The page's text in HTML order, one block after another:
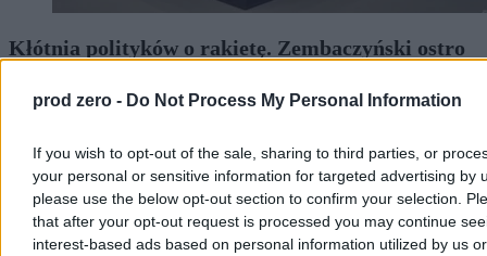
prod zero - Do Not Process My Personal Information
If you wish to opt-out of the sale, sharing to third parties, or
your personal or sensitive information for targeted advertising by
please use the below opt-out section to confirm your selection.
that after your opt-out request is processed you may continue
interest-based ads based on personal information utilized by us or
Kłótnia polityków o rakietę. Zembaczyński ostro
Kwestia niedziałających systemów ostrzegania oraz rakiety Ch-101,
zdominowała rozmowę w Tygodniku Politycznym. Posłowie PiS
oraz Konfederacji oskarżyli rządzących o okłamywanie obywateli. –
Jakbym słuchał Russia Today: państwo nie działa, państwo z tektury
– opierał te argumenty Witold Zembaczyński z KO.